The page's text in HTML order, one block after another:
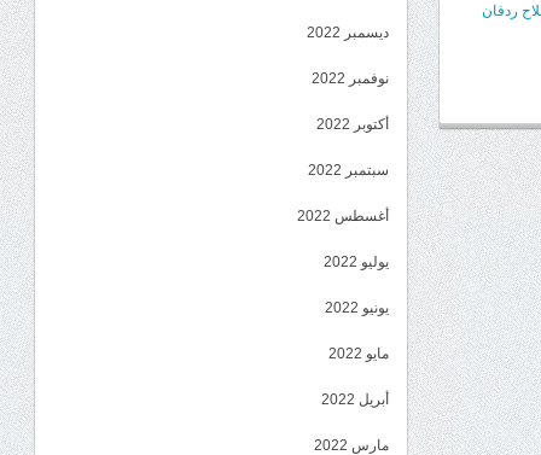
ردفان
ديسمبر 2022
نوفمبر 2022
أكتوبر 2022
سبتمبر 2022
أغسطس 2022
يوليو 2022
يونيو 2022
مايو 2022
أبريل 2022
مارس 2022